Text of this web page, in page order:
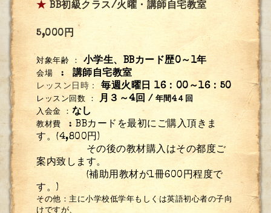
★ BB初級クラス/火曜・講師自宅教室
5,000円
対象年齢 ： 小学生、BBカード歴0～1年
会場 : 講師自宅教室
レッスン日時：毎週火曜日 16：00～16：50
レッスン回数 ： 月３～4回
/ 年間4４回
入会金 ： なし
教材費 : BBカードを最初にご購入頂きま
す。(4,800円)
その後の教材購入はその都度ご
案内致します。
(補助用教材が1冊600円程度で
す。)
その他：主に小学校低学年もしくは英語初心者の子向
けですが、